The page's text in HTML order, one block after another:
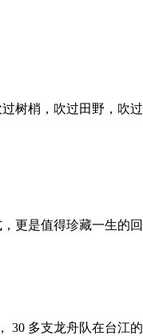
梢，吹过田野，吹
更是值得珍藏一生的
30 多支龙舟队在台江